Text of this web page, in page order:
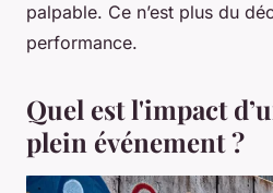
palpable. Ce n’est plus du
performance.
Quel est l'impact
plein événement ?